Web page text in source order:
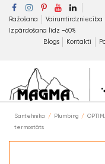
Ražošana Vairumtirdzniecība
Izpārdošana līdz −60%
Blogs
Kontakti
Santehnika Plumbing
termostāts